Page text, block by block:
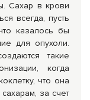
Сахар в крови
всегда, пусть
казалось бы
для опухоли.
такие
когда
что она
сахарам, за счет